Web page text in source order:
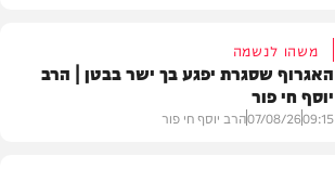
משהו לנשמה
האגרוף שסגרת יפגע בך ישר בבטן | הרב
יוסף חי פור
09:15
07/08/26הרב יוסף חי פור